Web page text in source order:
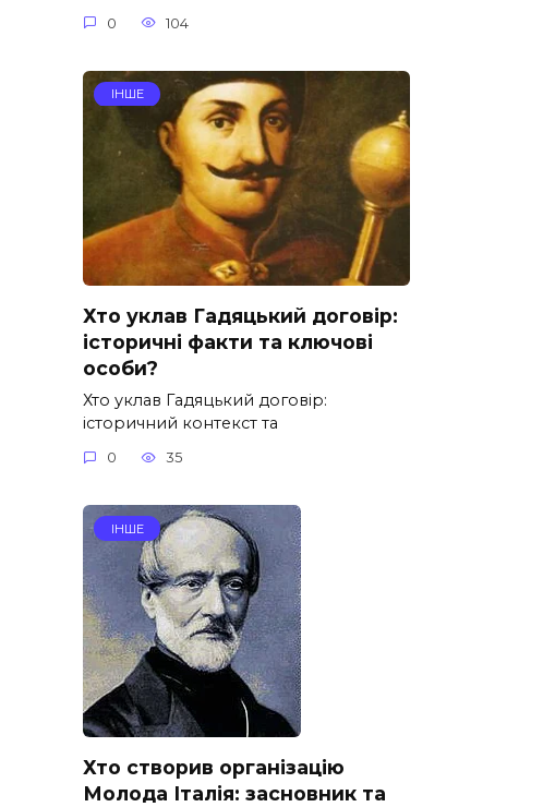
0 104
ІНШЕ
Хто уклав Гадяцький договір:
історичні факти та ключові
особи?
Хто уклав Гадяцький договір:
історичний контекст та
0 35
ІНШЕ
Хто створив організацію
Молода Італія: засновник та